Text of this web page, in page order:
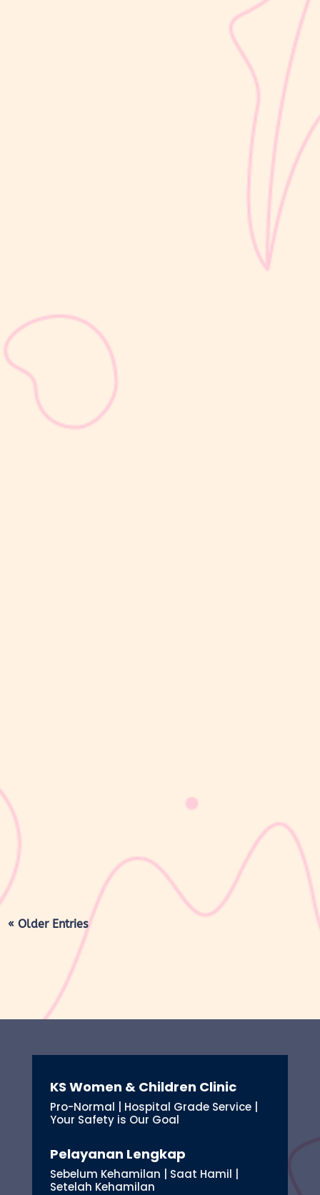
utama untuk menilai apakah tumbuh kembang si Kecil berjalan
optimal. Berbeda dengan berat badan yang bisa naik-turun dalam
waktu singkat, pertambahan tinggi badan cenderung berlangsung
Masa nifas adalah periode pemulihan tubuh setelah melahirkan
yang dimulai sejak bayi lahir hingga organ reproduksi kembali
kulit bayi baru lahir sering kali membuat Mom & Dad khawatir.
Tidak jarang lapisan ini dianggap sebagai kotoran atau sisa cairan
persalinan yang harus segera dibersihkan, terutama jika jumlahnya
« Older Entries
KS Women & Children Clinic
Pro-Normal | Hospital Grade Service |
Your Safety is Our Goal
Pelayanan Lengkap
Sebelum Kehamilan | Saat Hamil |
Setelah Kehamilan